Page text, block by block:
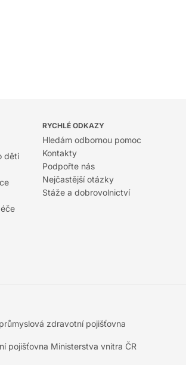
děti
RYCHLÉ ODKAZY
Hledám odbornou pomoc
Kontakty
Podpořte nás
Nejčastější otázky
Stáže a dobrovolnictví
zdravotní pojišťovna
pojišťovna Ministerstva vnitra ČR